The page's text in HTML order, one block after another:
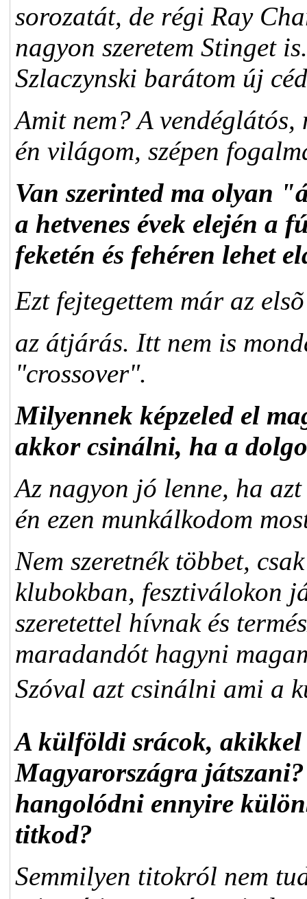
sorozatát, de régi Ray
nagyon szeretem Stinget
Szlaczynski barátom új
Amit nem? A vendéglátós,
én világom, szépen
Van szerinted ma olyan
a hetvenes évek elején a
feketén és fehéren lehet
Ezt fejtegettem már az
az átjárás. Itt nem is
"crossover".
Milyennek képzeled el
akkor csinálni, ha a
Az nagyon jó lenne, ha
én ezen munkálkodom
Nem szeretnék többet,
klubokban, fesztiválokon
szeretettel hívnak és
maradandót hagyni
Szóval azt csinálni ami a
A külföldi srácok, akikkel
Magyarországra
hangolódni ennyire
titkod?
Semmilyen titokról nem